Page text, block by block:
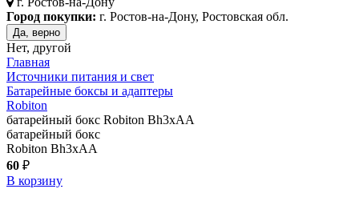
Город покупки: г. Ростов-на-Дону, Ростовская обл.
Да, верно
Нет, другой
Главная
Источники питания и свет
Батарейные боксы и адаптеры
Robiton
батарейный бокс Robiton Bh3xAA
батарейный бокс
Robiton Bh3xAA
60 ₽
В корзину